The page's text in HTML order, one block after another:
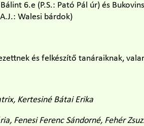
6.e (P.S.: Pató Pál úr) és
Walesi bárdok)
és felkészítő tanáraiknak,
Kertesiné Bátai Erika
Fenesi Ferenc Sándorné, Fehér